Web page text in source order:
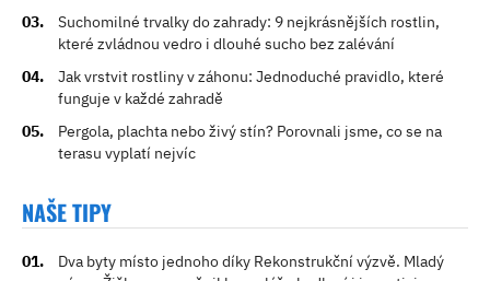
Suchomilné trvalky do zahrady: 9 nejkrásnějších rostlin,
které zvládnou vedro i dlouhé sucho bez zalévání
Jak vrstvit rostliny v záhonu: Jednoduché pravidlo, které
funguje v každé zahradě
Pergola, plachta nebo živý stín? Porovnali jsme, co se na
terasu vyplatí nejvíc
NAŠE TIPY
Dva byty místo jednoho díky Rekonstrukční výzvě. Mladý